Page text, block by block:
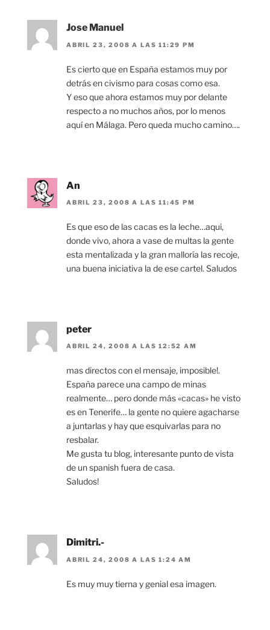
Jose Manuel
ABRIL 23, 2008 A LAS 11:29 PM
Es cierto que en España estamos muy por
detrás en civismo para cosas como esa.
Y eso que ahora estamos muy por delante
respecto a no muchos años, por lo menos
aquí en Málaga. Pero queda mucho camino….
An
ABRIL 23, 2008 A LAS 11:45 PM
Es que eso de las cacas es la leche…aqui,
donde vivo, ahora a vase de multas la gente
esta mentalizada y la gran malloría las recoje,
una buena iniciativa la de ese cartel. Saludos
peter
ABRIL 24, 2008 A LAS 12:52 AM
mas directos con el mensaje, imposible!.
España parece una campo de minas
realmente… pero donde más «cacas» he visto
es en Tenerife… la gente no quiere agacharse
a juntarlas y hay que esquivarlas para no
resbalar.
Me gusta tu blog, interesante punto de vista
de un spanish fuera de casa.
Saludos!
Dimitri.-
ABRIL 24, 2008 A LAS 1:24 AM
Es muy muy tierna y genial esa imagen.